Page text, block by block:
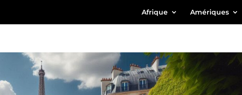
Afrique Amériques